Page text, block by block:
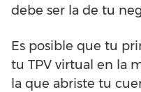
debe ser la de tu
Es posible que tu
tu TPV virtual en la
la que abriste tu